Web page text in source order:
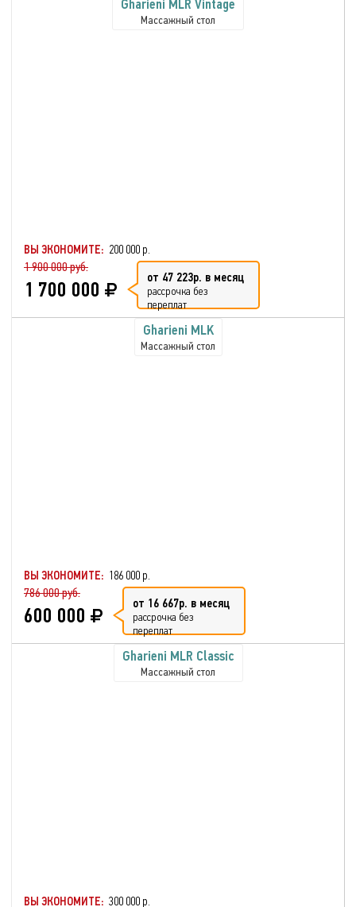
Gharieni MLR Vintage
Массажный стол
ВЫ ЭКОНОМИТЕ: 200 000 р.
1 900 000 руб.
1 700 000 от 47 223р. в месяц
рассрочка без
переплат
Gharieni MLK
Массажный стол
ВЫ ЭКОНОМИТЕ: 186 000 р.
786 000 руб.
600 000 от 16 667р. в месяц
рассрочка без
переплат
Gharieni MLR Classic
Массажный стол
ВЫ ЭКОНОМИТЕ: 300 000 р.